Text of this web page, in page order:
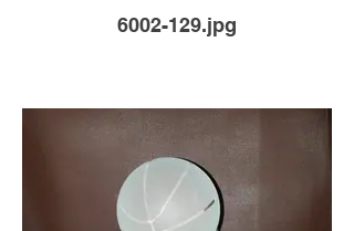
6002-129.jpg